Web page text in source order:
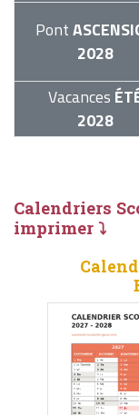
Pont
2028
Vacances
2028
Calendriers
imprimer ⤵